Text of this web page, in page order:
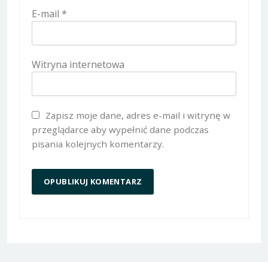
E-mail *
Witryna internetowa
Zapisz moje dane, adres e-mail i witrynę w
przeglądarce aby wypełnić dane podczas
pisania kolejnych komentarzy.